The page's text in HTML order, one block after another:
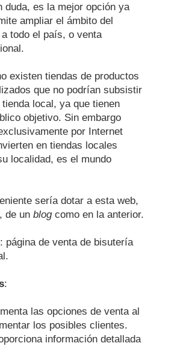
duda, es la mejor opción ya
ampliar el ámbito del
a todo el país, o venta
existen tiendas de productos
que no podrían subsistir
local, ya que tienen
objetivo. Sin embargo
por Internet
en tiendas locales
localidad, es el mundo
sería dotar a esta web,
de un blogcomo en la anterior.
: página de venta de bisutería
:
las opciones de venta al
los posibles clientes.
información detallada